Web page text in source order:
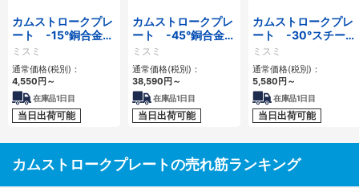
カムストロークプレ
ート -15°銅合金タ
イプ-
ミスミ
通常価格(税別)：
4,550円 ～
在庫品1日目
当日出荷可能
カムストロークプレ
ート -45°銅合金タ
イプ-
ミスミ
通常価格(税別)：
38,590円 ～
在庫品1日目
当日出荷可能
カムストロークプレ
ート -30°スチール
タイプ-
ミスミ
通常価格(税別)：
5,580円 ～
在庫品1日目
当日出荷可能
カムストロークプレートの売れ筋ランキング